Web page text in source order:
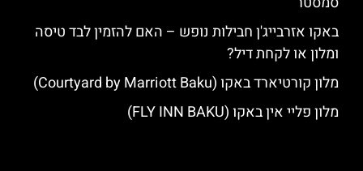
באקו אזרבייג'ן חבילות נופש – האם להזמין לבד טיסה
ומלון או לקחת דיל?
מלון קורטיארד באקו (Courtyard by Marriott Baku)
מלון פליי אין באקו (FLY INN BAKU)